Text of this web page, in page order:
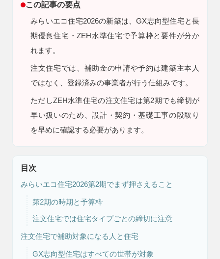
この記事の要点
みらいエコ住宅2026の新築は、GX志向型住宅と長
期優良住宅・ZEH水準住宅で予算枠と要件が分か
れます。
注文住宅では、補助金の申請や予約は建築主本人
ではなく、登録済みの事業者が行う仕組みです。
ただしZEH水準住宅の注文住宅は第2期でも締切が
早い扱いのため、設計・契約・基礎工事の段取り
を早めに確認する必要があります。
目次
みらいエコ住宅2026第2期でまず押さえること
第2期の時期と予算枠
注文住宅では住宅タイプごとの締切に注意
注文住宅で補助対象になる人と住宅
GX志向型住宅はすべての世帯が対象
注文住宅
0120-70-1212
リフォーム
0120-37-7611
アフターメンテナンス
04-2950-7171
事業用
04-2968-5522